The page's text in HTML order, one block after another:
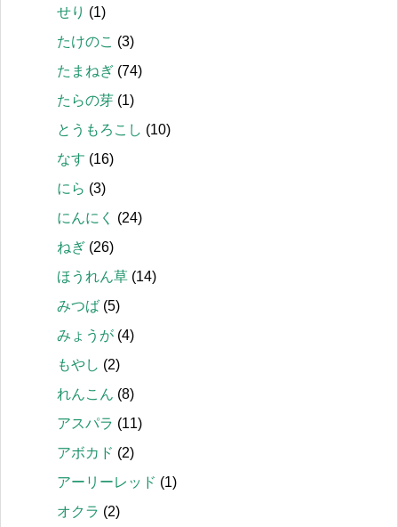
せり (1)
たけのこ (3)
たまねぎ (74)
たらの芽 (1)
とうもろこし (10)
なす (16)
にら (3)
にんにく
(24)
ねぎ (26)
ほうれん草 (14)
みつば (5)
みょうが (4)
もやし (2)
れんこん (8)
アスパラ (11)
アボカド (2)
アーリーレッド (1)
オクラ (2)